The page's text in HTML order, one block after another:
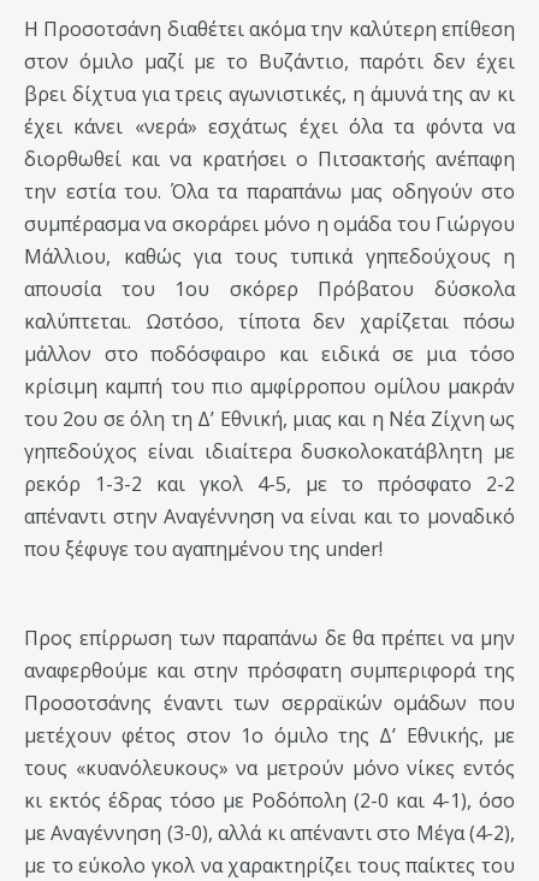
Η Προσοτσάνη διαθέτει ακόμα την καλύτερη επίθεση
στον όμιλο μαζί με το Βυζάντιο, παρότι δεν έχει
βρει δίχτυα για τρεις αγωνιστικές, η άμυνά της αν κι
έχει κάνει «νερά» εσχάτως έχει όλα τα φόντα να
διορθωθεί και να κρατήσει ο Πιτσακτσής ανέπαφη
την εστία του. Όλα τα παραπάνω μας οδηγούν στο
συμπέρασμα να σκοράρει μόνο η ομάδα του Γιώργου
Μάλλιου, καθώς για τους τυπικά γηπεδούχους η
απουσία του 1ου σκόρερ Πρόβατου δύσκολα
καλύπτεται. Ωστόσο, τίποτα δεν χαρίζεται πόσω
μάλλον στο ποδόσφαιρο και ειδικά σε μια τόσο
κρίσιμη καμπή του πιο αμφίρροπου ομίλου μακράν
του 2ου σε όλη τη Δ’ Εθνική, μιας και η Νέα Ζίχνη ως
γηπεδούχος είναι ιδιαίτερα δυσκολοκατάβλητη με
ρεκόρ 1-3-2 και γκολ 4-5, με το πρόσφατο 2-2
απέναντι στην Αναγέννηση να είναι και το μοναδικό
που ξέφυγε του αγαπημένου της under!
Προς επίρρωση των παραπάνω δε θα πρέπει να μην
αναφερθούμε και στην πρόσφατη συμπεριφορά της
Προσοτσάνης έναντι των σερραϊκών ομάδων που
μετέχουν φέτος στον 1ο όμιλο της Δ’ Εθνικής, με
τους «κυανόλευκους» να μετρούν μόνο νίκες εντός
κι εκτός έδρας τόσο με Ροδόπολη (2-0 και 4-1), όσο
με Αναγέννηση (3-0), αλλά κι απέναντι στο Μέγα (4-2),
με το εύκολο γκολ να χαρακτηρίζει τους παίκτες του